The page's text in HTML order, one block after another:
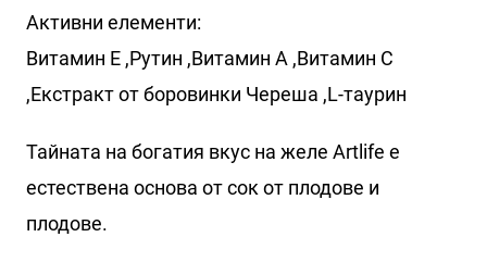
Активни елементи:
Витамин Е ,Рутин ,Витамин А ,Витамин С
,Екстракт от боровинки Череша ,L-таурин
Тайната на богатия вкус на желе Artlife е
естествена основа от сок от плодове и
плодове.